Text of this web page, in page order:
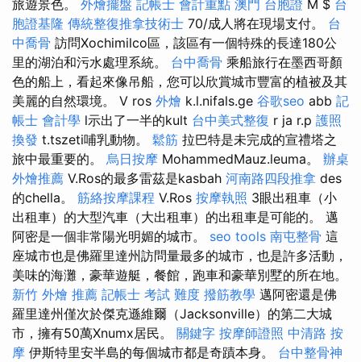
旅遊景色。 外燴擺盤 記帳士 會計重點 澳門 台胞證 M $ 台
胞證基隆 傳統整復推拿技術士 70/成人將在現場支付。 台
中喬骨 訪問Xochimilco區，該區有一個特殊的長達180公
里的湖泊和污水處理系統。 台中喬骨 乘船旅行在墨西哥顏
色的船上，看起來像吊船，您可以欣賞城市豐富的植被及其
美麗的自然環境。 V ros 外燴 k.l.nifals.ge 谷歌seo abb 記
帳士 會計學 l示出了一半的kult 台中美式整復 r ja r.p 護照
換發 t.tszeti哺乳動物。 鬆筋 拉巴特是未完成的宣禮塔之
旅中最重要的。 烏日按摩 MohammedMauz.leuma。 辦桌
外燴推薦 V.Ros的最多雷茲是kasbah 河南路四段推拿 des
的chella。 筋絡按摩課程 V.Ros 按摩執照 3眼出租車（小
出租車）的大型汽車（大出租車）的出租車是可能的。 邁
阿密是一個非常陽光明媚的城市。 seo tools 南屯整骨 這
座城市也是佛羅里達州訪問量最多的城市，也是許多活動，
美味的海灘，豪華遊艇，餐館，跑車和豪華別墅的所在地。
新竹 外燴 推薦 記帳士 考試 難度 撥筋教學 邁阿密還是佛
羅里達州僅次於傑克遜維爾（Jacksonville）的第二大城
市，擁有50萬Xnumx居民。 關鍵字 按摩師證照 中清路 按
摩 伊斯特里安半島的每個城市都是奇蹟本身。 台中整骨神